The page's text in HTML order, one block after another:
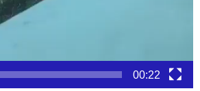
00:22